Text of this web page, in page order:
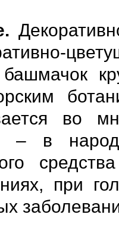
башмачок
во
– в
при